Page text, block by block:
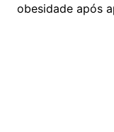
obesidade após